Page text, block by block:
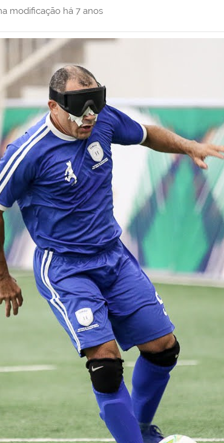
modificação há 7 anos